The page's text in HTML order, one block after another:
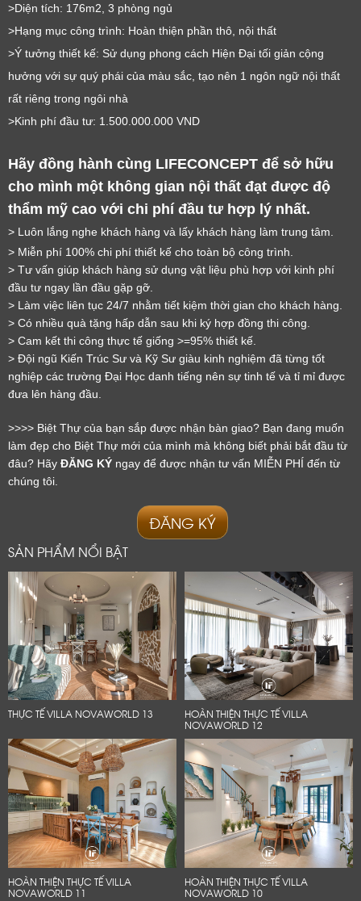
>Diện tích: 176m2, 3 phòng ngủ
>Hạng mục công trình: Hoàn thiện phần thô, nội thất
>Ý tưởng thiết kế: Sử dụng phong cách Hiện Đại tối giản cộng
hưởng với sự quý phái của màu sắc, tạo nên 1 ngôn ngữ nội thất
rất riêng trong ngôi nhà
>Kinh phí đầu tư: 1.500.000.000 VND
Hãy đồng hành cùng LIFECONCEPT để sở hữu
cho mình một không gian nội thất đạt được độ
thẩm mỹ cao với chi phí đầu tư hợp lý nhất.
> Luôn lắng nghe khách hàng và lấy khách hàng làm trung tâm.
> Miễn phí 100% chi phí thiết kế cho toàn bộ công trình.
> Tư vấn giúp khách hàng sử dụng vật liệu phù hợp với kinh phí
đầu tư ngay lần đầu gặp gỡ.
> Làm việc liên tục 24/7 nhằm tiết kiệm thời gian cho khách hàng.
> Có nhiều quà tặng hấp dẫn sau khi ký hợp đồng thi công.
> Cam kết thi công thực tế giống >=95% thiết kế.
> Đội ngũ Kiến Trúc Sư và Kỹ Sư giàu kinh nghiệm đã từng tốt
nghiệp các trường Đại Học danh tiếng nên sự tinh tế và tỉ mỉ được
đưa lên hàng đầu.
>>>> Biệt Thự của bạn sắp được nhận bàn giao? Bạn đang muốn
làm đẹp cho Biệt Thự mới của mình mà không biết phải bắt đầu từ
đâu? Hãy ĐĂNG KÝ ngay để được nhận tư vấn MIỄN PHÍ đến từ
chúng tôi.
ĐĂNG KÝ
SẢN PHẨM NỔI BẬT
THỰC TẾ VILLA NOVAWORLD 13
HOÀN THIỆN THỰC TẾ VILLA
NOVAWORLD 12
HOÀN THIỆN THỰC TẾ VILLA
NOVAWORLD 11
HOÀN THIỆN THỰC TẾ VILLA
NOVAWORLD 10
LỜI CẢM ƠN
LIFECONCEPT
Cảm ơn quý khách đã để lại thông tin.
Chúng tôi sẽ liên hệ lại trong thời gian sớm nhất